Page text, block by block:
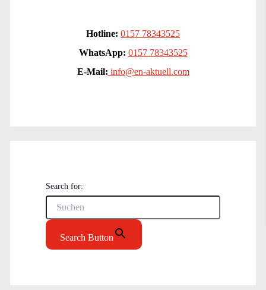
Hotline: 0157 78343525
WhatsApp: 0157 78343525
E-Mail: info@en-aktuell.com
Search for:
Search Button